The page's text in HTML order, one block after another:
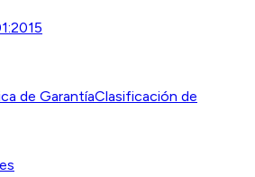
de GarantíaClasificación de